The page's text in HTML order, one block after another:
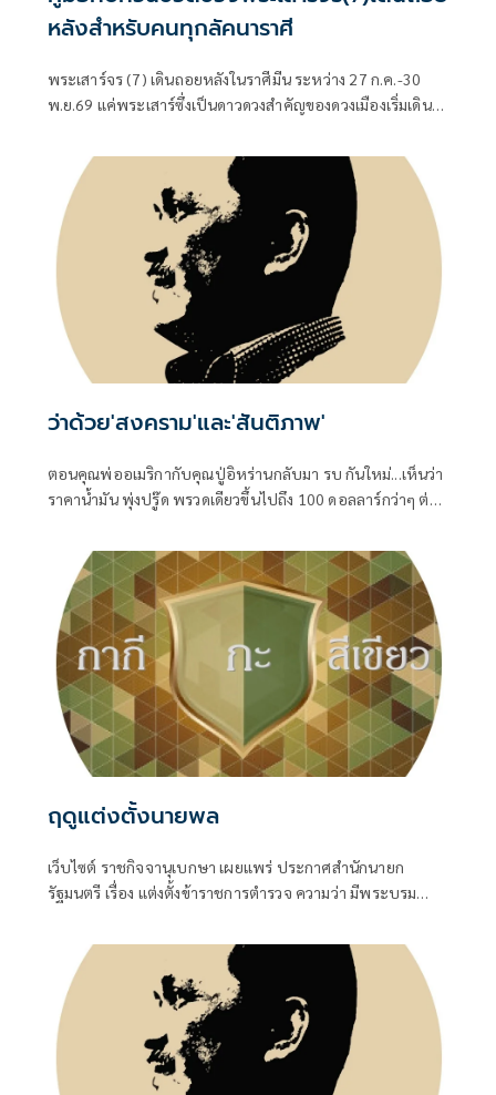
หลังสำหรับคนทุกลัคนาราศี
พระเสาร์จร (7) เดินถอยหลังในราศีมีน ระหว่าง 27 ก.ค.-30
พ.ย.69 แค่พระเสาร์ซึ่งเป็นดาวดวงสำคัญของดวงเมืองเริ่มเดิน
สัญญาณจะเปลี่ยนแปลงใหญ่ในนโยบายสำคัญของรัฐบาล
ว่าด้วย'สงคราม'และ'สันติภาพ'
ตอนคุณพ่ออเมริกากับคุณปู่อิหร่านกลับมา รบ กันใหม่...เห็นว่า
ราคาน้ำมัน พุ่งปรู๊ด พรวดเดียวขึ้นไปถึง 100 ดอลลาร์กว่าๆ ต่อ
ฤดูแต่งตั้งนายพล
เว็บไซต์ ราชกิจจานุเบกษา เผยแพร่ ประกาศสำนักนายก
รัฐมนตรี เรื่อง แต่งตั้งข้าราชการตำรวจ ความว่า มีพระบรม